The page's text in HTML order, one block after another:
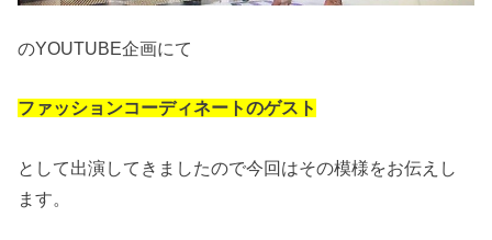
のYOUTUBE企画にて
ファッションコーディネートのゲスト
として出演してきましたので今回はその模様をお伝えし
ます。